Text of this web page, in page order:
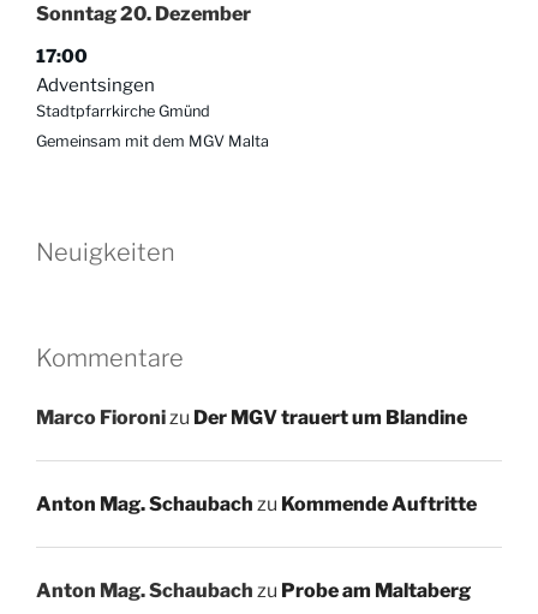
Sonntag20. Dezember
17:00
Adventsingen
Stadtpfarrkirche Gmünd
Gemeinsam mit dem MGV Malta
Neuigkeiten
Kommentare
Marco Fioroni zu Der MGV trauert um Blandine
Anton Mag. Schaubach zu Kommende Auftritte
Anton Mag. Schaubach zu Probe am Maltaberg